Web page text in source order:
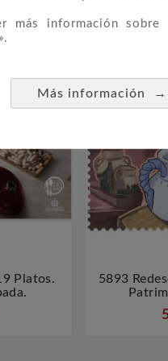
más información
Más información →
Platos.
NUEVO
5893